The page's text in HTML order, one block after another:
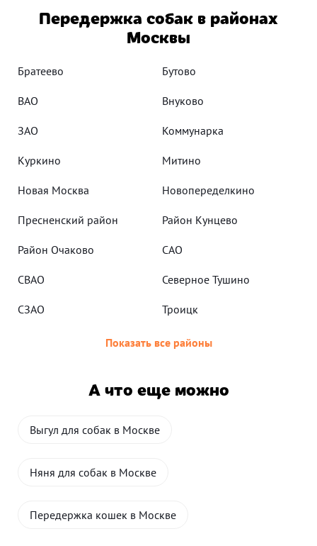
Передержка собак в районах
Москвы
Братеево Бутово
ВАО Внуково
ЗАО Коммунарка
Куркино Митино
Новая Москва Новопеределкино
Пресненский район Район Кунцево
Район Очаково САО
СВАО Северное Тушино
СЗАО Троицк
Показать все районы
А что еще можно
Выгул для собак в Москве
Няня для собак в Москве
Передержка кошек в Москве